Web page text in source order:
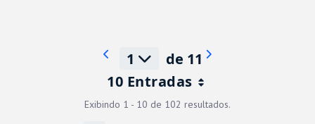
1
de 11
10 EntradasPor página
Exibindo 1 - 10 de 102 resultados.